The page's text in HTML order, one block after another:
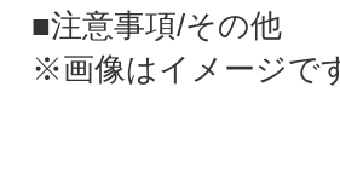
■注意事項/その他
※画像はイメージで